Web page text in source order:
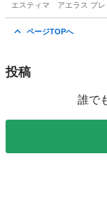
エスティマ アエラス プレ
ページTOPへ
投稿
誰で